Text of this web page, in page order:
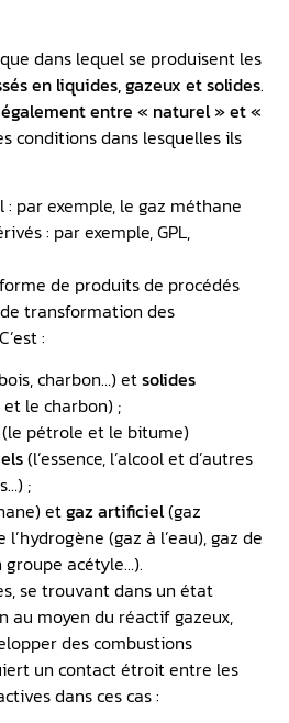
dans lequel se produisent les
en liquides, gazeux et solides.
entre « naturel » et «
conditions dans lesquelles ils
par exemple, le gaz méthane
: par exemple, GPL,
de produits de procédés
transformation des
:
charbon…) etsolides
et le charbon) ;
(le pétrole et le bitume)
(l’essence, l’alcool et d’autres
;
etgaz artificiel(gaz
l’hydrogène (gaz à l’eau), gaz de
acétyle…).
se trouvant dans un état
au moyen du réactif gazeux,
des combustions
un contact étroit entre les
dans ces cas :